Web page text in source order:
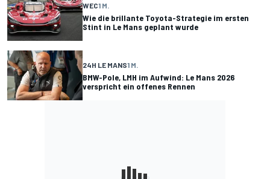
WEC1 M.
Wie die brillante Toyota-Strategie im ersten
Stint in Le Mans geplant wurde
24H LE MANS1 M.
BMW-Pole, LMH im Aufwind: Le Mans 2026
verspricht ein offenes Rennen